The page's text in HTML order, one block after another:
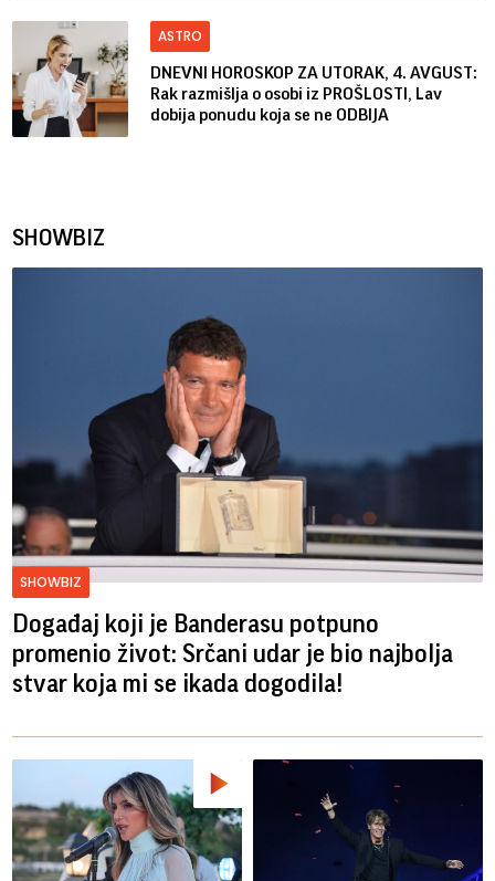
ASTRO
DNEVNI HOROSKOP ZA UTORAK, 4. AVGUST:
Rak razmišlja o osobi iz PROŠLOSTI, Lav
dobija ponudu koja se ne ODBIJA
SHOWBIZ
SHOWBIZ
Događaj koji je Banderasu potpuno
promenio život: Srčani udar je bio najbolja
stvar koja mi se ikada dogodila!